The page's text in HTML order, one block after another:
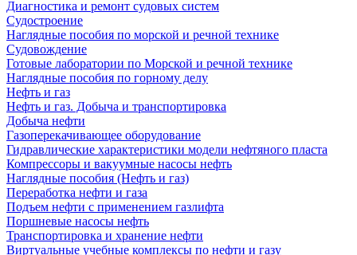
Диагностика и ремонт судовых систем
Судостроение
Наглядные пособия по морской и речной технике
Судовождение
Готовые лаборатории по Морской и речной технике
Наглядные пособия по горному делу
Нефть и газ
Нефть и газ. Добыча и транспортировка
Добыча нефти
Газоперекачивающее оборудование
Гидравлические характеристики модели нефтяного пласта
Компрессоры и вакуумные насосы нефть
Наглядные пособия (Нефть и газ)
Переработка нефти и газа
Подъем нефти с применением газлифта
Поршневые насосы нефть
Транспортировка и хранение нефти
Виртуальные учебные комплексы по нефти и газу